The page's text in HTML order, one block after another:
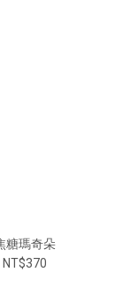
糖瑪奇朵
NT$370